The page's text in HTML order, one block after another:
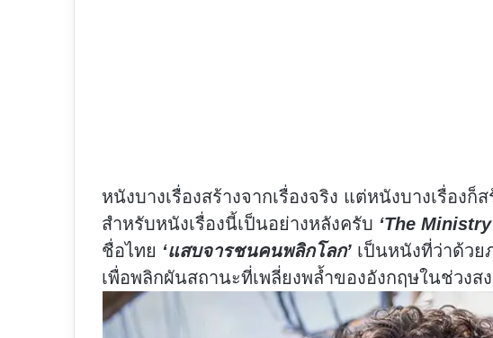
หนังบางเรื่องสร้างจากเรื่องจริง แต่หนังบางเรื่อง
สำหรับหนังเรื่องนี้เป็นอย่างหลังครับ ‘The
ชื่อไทย ‘แสบจารชนคนพลิกโลก’ เป็นหนังที่ว่าด้ว
เพื่อพลิกผันสถานะที่เพลี่ยงพล้ำของอังกฤษในช่วงส